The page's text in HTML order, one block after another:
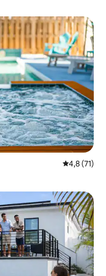
4,8 de uma
4,8 (71)
hóspedes